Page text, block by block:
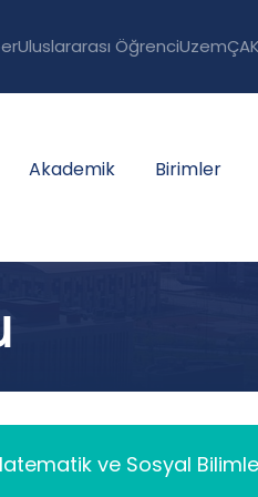
Uluslararası ÖğrenciUzem
Akademik Birimler
ve Sosyal